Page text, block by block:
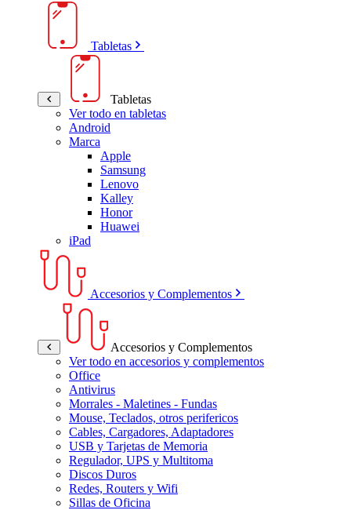
Tabletas
Tabletas
Ver todo en tabletas
Android
Marca
Apple
Samsung
Lenovo
Kalley
Honor
Huawei
iPad
Accesorios y Complementos
Accesorios y Complementos
Ver todo en accesorios y complementos
Office
Antivirus
Morrales - Maletines - Fundas
Mouse, Teclados, otros perifericos
Cables, Cargadores, Adaptadores
USB y Tarjetas de Memoria
Regulador, UPS y Multitoma
Discos Duros
Redes, Routers y Wifi
Sillas de Oficina